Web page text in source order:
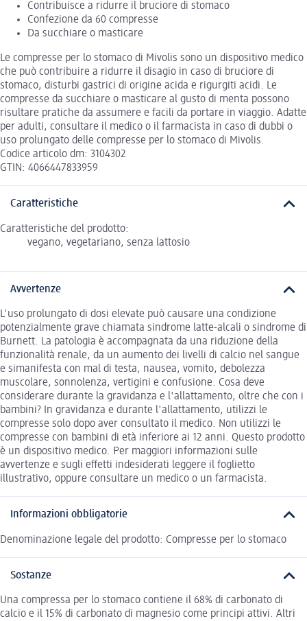
Contribuisce a ridurre il bruciore di stomaco
Confezione da 60 compresse
Da succhiare o masticare
Le compresse per lo stomaco di Mivolis sono un dispositivo medico
che può contribuire a ridurre il disagio in caso di bruciore di
stomaco, disturbi gastrici di origine acida e rigurgiti acidi. Le
compresse da succhiare o masticare al gusto di menta possono
risultare pratiche da assumere e facili da portare in viaggio. Adatte
per adulti, consultare il medico o il farmacista in caso di dubbi o
uso prolungato delle compresse per lo stomaco di Mivolis.
Codice articolo dm: 3104302
GTIN: 4066447833959
Caratteristiche
Caratteristiche del prodotto:
vegano, vegetariano, senza lattosio
Avvertenze
L'uso prolungato di dosi elevate può causare una condizione
potenzialmente grave chiamata sindrome latte-alcali o sindrome di
Burnett. La patologia è accompagnata da una riduzione della
funzionalità renale, da un aumento dei livelli di calcio nel sangue
e simanifesta con mal di testa, nausea, vomito, debolezza
muscolare, sonnolenza, vertigini e confusione. Cosa deve
considerare durante la gravidanza e l'allattamento, oltre che con i
bambini? In gravidanza e durante l'allattamento, utilizzi le
compresse solo dopo aver consultato il medico. Non utilizzi le
compresse con bambini di età inferiore ai 12 anni. Questo prodotto
è un dispositivo medico. Per maggiori informazioni sulle
avvertenze e sugli effetti indesiderati leggere il foglietto
illustrativo, oppure consultare un medico o un farmacista.
Informazioni obbligatorie
Denominazione legale del prodotto: Compresse per lo stomaco
Sostanze
Una compressa per lo stomaco contiene il 68% di carbonato di
calcio e il 15% di carbonato di magnesio come principi attivi. Altri